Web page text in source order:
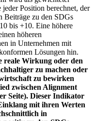
Position berechnet, der
Beiträge zu den SDGs
bis +10. Eine höhere
höheren
in Unternehmen mit
Lösungen hin.
reale Wirkung oder den
zu machen oder
zu bewirken
zwischen Alignment
Seite). Dieser Indikator
mit ihren Werten
in